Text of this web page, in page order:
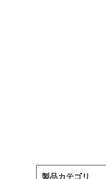
製品カテゴリ